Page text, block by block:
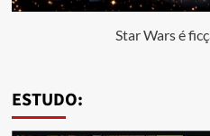
Star Wars é
ESTUDO: